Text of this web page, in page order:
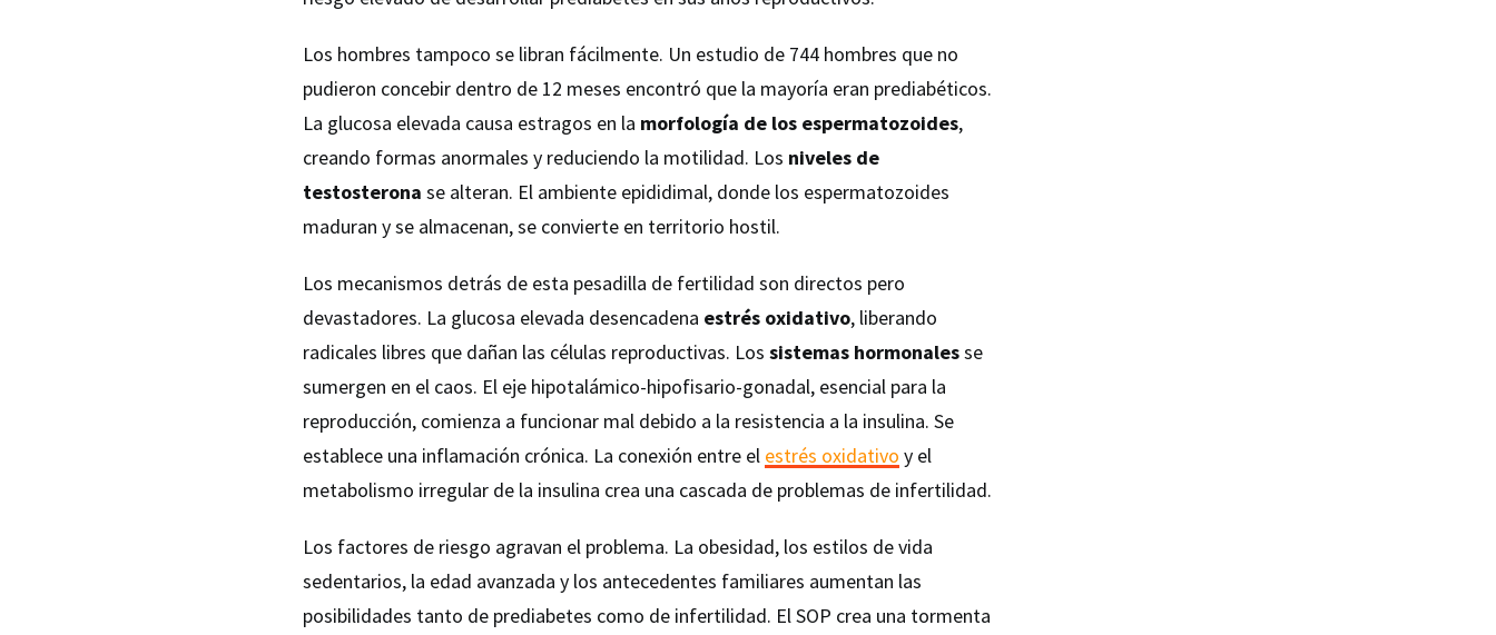
Los hombres tampoco se libran fácilmente. Un estudio de 744 hombres que no
pudieron concebir dentro de 12 meses encontró que la mayoría eran prediabéticos.
La glucosa elevada causa estragos en la morfología de los espermatozoides,
creando formas anormales y reduciendo la motilidad. Los niveles de
testosterona se alteran. El ambiente epididimal, donde los espermatozoides
maduran y se almacenan, se convierte en territorio hostil.
Los mecanismos detrás de esta pesadilla de fertilidad son directos pero
devastadores. La glucosa elevada desencadena estrés oxidativo, liberando
radicales libres que dañan las células reproductivas. Los sistemas hormonalesse
sumergen en el caos. El eje hipotalámico-hipofisario-gonadal, esencial para la
reproducción, comienza a funcionar mal debido a la resistencia a la insulina. Se
establece una inflamación crónica. La conexión entre el estrés oxidativo y el
metabolismo irregular de la insulina crea una cascada de problemas de infertilidad.
Los factores de riesgo agravan el problema. La obesidad, los estilos de vida
sedentarios, la edad avanzada y los antecedentes familiares aumentan las
posibilidades tanto de prediabetes como de infertilidad. El SOP crea una tormenta